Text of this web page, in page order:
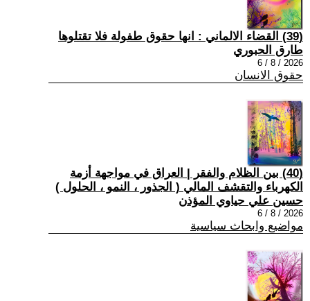
(39) القضاء الالماني : انها حقوق طفولة فلا تقتلوها
طارق الحبوري
2026 / 8 / 6
حقوق الانسان
(40) بين الظلام والفقر | العراق في مواجهة أزمة
الكهرباء والتقشف المالي ( الجذور ، النمو ، الحلول )
حسين علي حياوي المؤذن
2026 / 8 / 6
مواضيع وابحاث سياسية